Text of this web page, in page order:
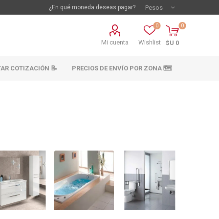
¿En qué moneda deseas pagar?
Mi cuenta Wishlist
0 0
$U 0
Materiales sanitarios
Cañeria y acc.
abastecimiento
COTIZACIÓN 📝 PRECIOS DE ENVÍO POR ZONA 🗺️